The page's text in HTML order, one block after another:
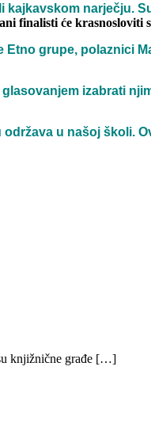
narječju.
finalisti će krasnosloviti
grupe, polaznici
izabrati
u našoj školi.
knjižnične građe […]